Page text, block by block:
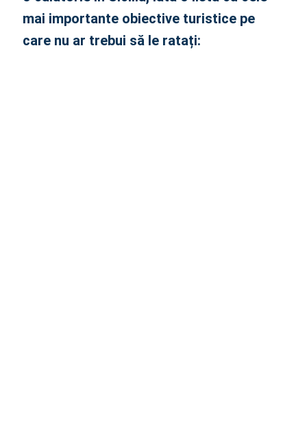
mai importante obiective turistice pe
care nu ar trebui să le ratați: